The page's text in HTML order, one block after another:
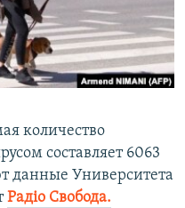
количество
составляет 6063
данные Университета
Радіо Свобода.